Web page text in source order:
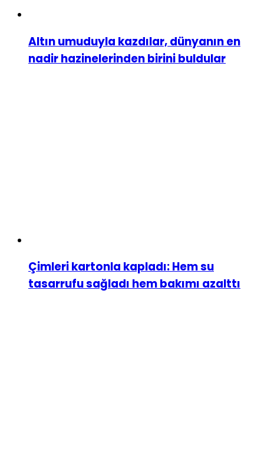
Altın umuduyla kazdılar, dünyanın en
nadir hazinelerinden birini buldular
Çimleri kartonla kapladı: Hem su
tasarrufu sağladı hem bakımı azalttı